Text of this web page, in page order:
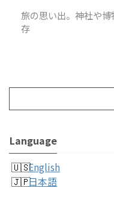
旅の思い出。神社や
存
Language
English
日本語